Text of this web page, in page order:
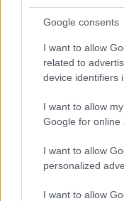
Google consents
I want to allow
related to
device identifiers
I want to allow
Google for online
I want to allow
personalized
I want to allow